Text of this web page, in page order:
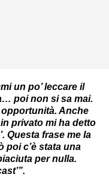
un po’ leccare il
poi non si sa mai.
opportunità. Anche
privato mi ha detto
Questa frase me la
poi c’è stata una
per nulla.